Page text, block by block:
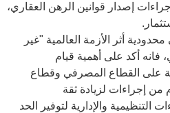
إصدار قوانين الرهن العقاري،
أثر الأزمة العالمية "غير
فانه أكد على أهمية قيام
على القطاع المصرفي وقطاع
من إجراءات لزيادة ثقة
التنظيمية والإدارية لتوفير الحد